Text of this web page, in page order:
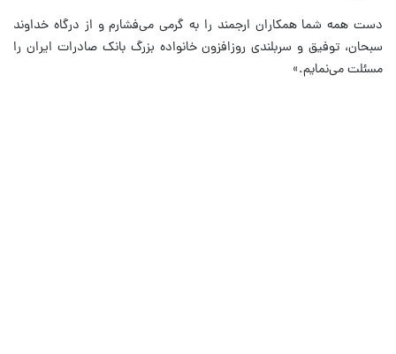
دست همه شما همکاران ارجمند را به گرمی می‌فشارم و از درگاه خداوند
سبحان، توفیق و سربلندی روزافزون خانواده بزرگ بانک صادرات ایران را
مسئلت می‌نمایم.»​